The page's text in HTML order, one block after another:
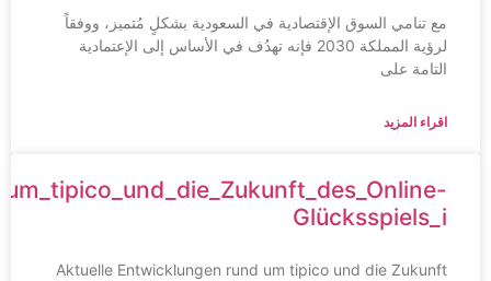
مع تنامي السوق الإقتصادية في السعودية بشكلٍ مُتميز، ووفقاً
لرؤية المملكة 2030 فإنه تهدُف في الأساس إلى الإعتمادية
التامة على
اقراء المزيد
Glücksspiels_i
Aktuelle Entwicklungen rund um tipico und die Zukunft